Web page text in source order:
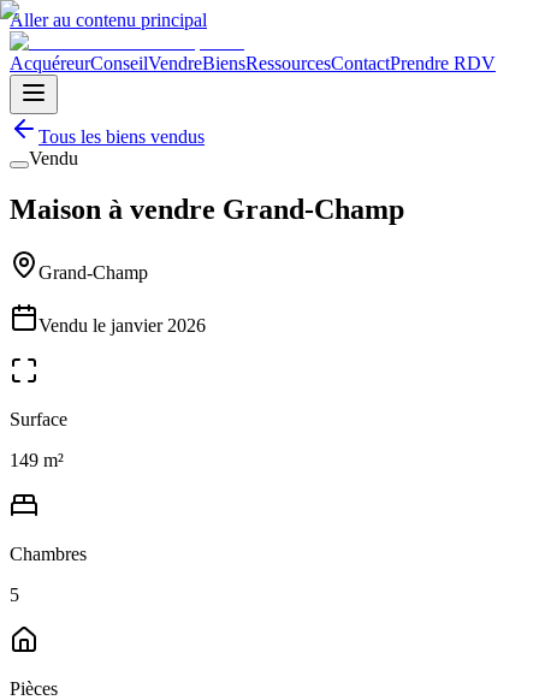
Aller au contenu principal
AcquéreurConseilVendreBiensRessourcesContactPrendre RDV
Tous les biens vendus
Vendu
Maison à vendre Grand-Champ
Grand-Champ
Vendu le janvier 2026
Surface
149 m²
Chambres
5
Pièces